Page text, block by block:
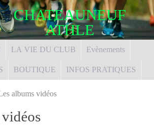
CHATEAUNEUF
ATHLE
LA VIE DU CLUB Evènements
BOUTIQUE INFOS PRATIQUES
albums vidéos
cookies